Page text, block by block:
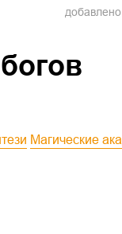
добавлено
Магические